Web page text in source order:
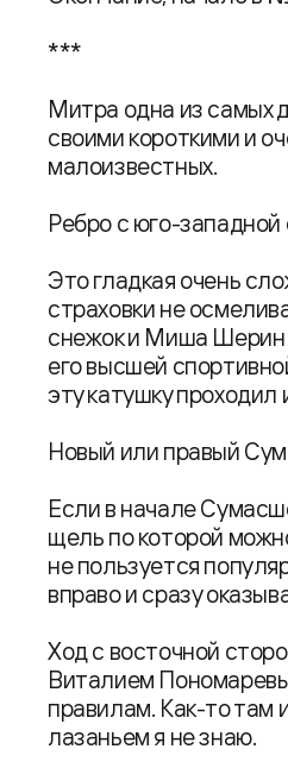
***
Митра одна из самых
своими короткими и
малоизвестных.
Ребро с юго-
Это гладкая очень
страховки не
снежок и Миша Шерин
его высшей
эту катушку
Новый или правый
Если в начале
щель по которой
не пользуется
вправо и сразу
Ход с восточной
Виталием
правилам. Как-то там
лазаньем я не знаю.